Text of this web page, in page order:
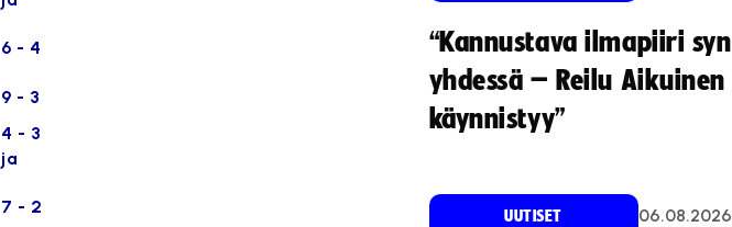
6 - 4
9 - 3
4 - 3
ja
7 - 2
“Kannustava ilmapiiri
yhdessä – Reilu
käynnistyy”
UUTISET 06.08.2026